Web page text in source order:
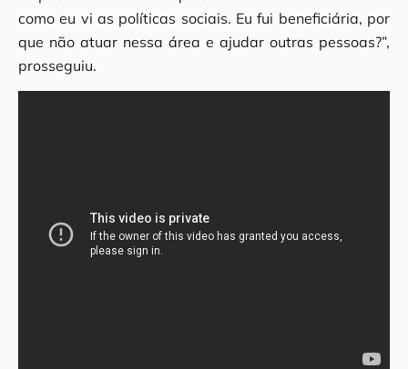
como eu vi as políticas sociais. Eu fui beneficiária, por
que não atuar nessa área e ajudar outras pessoas?”,
prosseguiu.